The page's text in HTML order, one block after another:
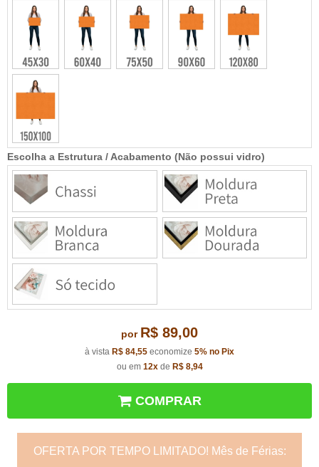
Escolha a Estrutura / Acabamento (Não possui vidro)
por R$ 89,00
à vista R$ 84,55 economize 5% no Pix
ou em 12xde R$ 8,94
COMPRAR
OFERTA POR TEMPO LIMITADO! Mês de Férias: